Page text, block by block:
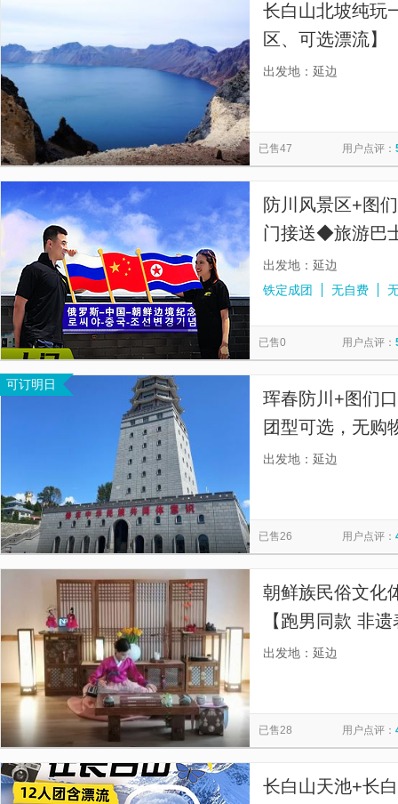
长白山北坡纯玩
区、可选漂流】
等，可选漂流】
出发地：延边
已售47 用户点评：
防川风景区+图
门接送◆旅游巴
票】
出发地：延边
铁定成团
无自费
已售0 用户点评：
可订明日
珲春防川+图们
团型可选，无购
出发地：延边
已售26 用户点评：
朝鲜族民俗文化
【跑男同款 非
沉浸式旅游】
出发地：延边
已售28 用户点评：
长白山天池+长